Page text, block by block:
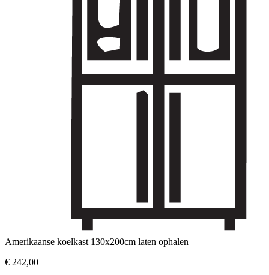
Amerikaanse koelkast 130x200cm laten ophalen
€ 242,00